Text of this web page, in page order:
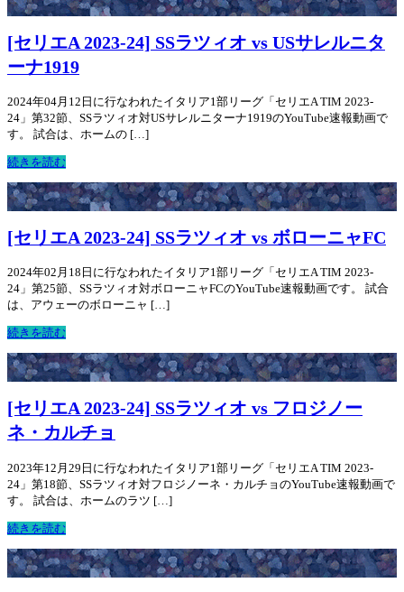
[セリエA 2023-24] SSラツィオ vs USサレルニタ
ーナ1919
2024年04月12日に行なわれたイタリア1部リーグ「セリエA TIM 2023-
24」第32節、SSラツィオ対USサレルニターナ1919のYouTube速報動画で
す。 試合は、ホームの […]
続きを読む
[セリエA 2023-24] SSラツィオ vs ボローニャFC
2024年02月18日に行なわれたイタリア1部リーグ「セリエA TIM 2023-
24」第25節、SSラツィオ対ボローニャFCのYouTube速報動画です。 試合
は、アウェーのボローニャ […]
続きを読む
[セリエA 2023-24] SSラツィオ vs フロジノー
ネ・カルチョ
2023年12月29日に行なわれたイタリア1部リーグ「セリエA TIM 2023-
24」第18節、SSラツィオ対フロジノーネ・カルチョのYouTube速報動画で
す。 試合は、ホームのラツ […]
続きを読む